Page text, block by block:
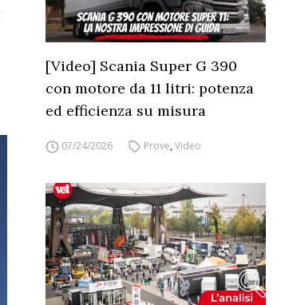
[Video] Scania Super G 390
con motore da 11 litri: potenza
ed efficienza su misura
07/24/2026 Prove,Video